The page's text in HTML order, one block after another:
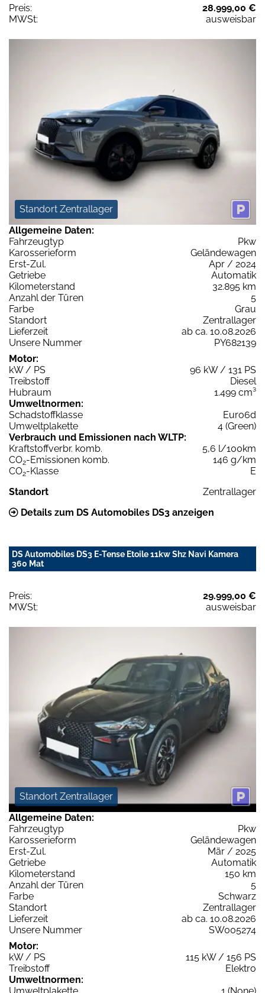
Preis:
28.999,00 €
MWSt:
ausweisbar
Standort Zentrallager
Allgemeine Daten:
Fahrzeugtyp
Pkw
Karosserieform
Geländewagen
Erst-Zul.
Apr / 2024
Getriebe
Automatik
Kilometerstand
32.895 km
Anzahl der Türen
5
Farbe
Grau
Standort
Zentrallager
Lieferzeit
ab ca. 10.08.2026
Unsere Nummer
PY682139
Motor:
kW / PS
96 kW / 131 PS
Treibstoff
Diesel
Hubraum
1.499 cm³
Umweltnormen:
Schadstoffklasse
Euro6d
Umweltplakette
4 (Green)
Verbrauch und Emissionen nach WLTP:
Kraftstoffverbr. komb.
5,6 l/100km
CO2-Emissionen komb.
146 g/km
CO2-Klasse
E
Standort
Zentrallager
Details zum DS Automobiles DS3 anzeigen
DS Automobiles DS3 E-Tense Etoile 11kw Shz Navi Kamera
360 Mat
Preis:
29.999,00 €
MWSt:
ausweisbar
Standort Zentrallager
Allgemeine Daten:
Fahrzeugtyp
Pkw
Karosserieform
Geländewagen
Erst-Zul.
Mär / 2025
Getriebe
Automatik
Kilometerstand
150 km
Anzahl der Türen
5
Farbe
Schwarz
Standort
Zentrallager
Lieferzeit
ab ca. 10.08.2026
Unsere Nummer
SW005274
Motor:
kW / PS
115 kW / 156 PS
Treibstoff
Elektro
Umweltnormen: